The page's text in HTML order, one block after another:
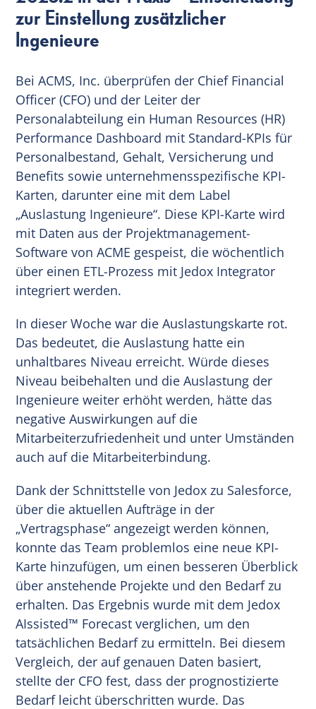
zur Einstellung zusätzlicher
Ingenieure
Bei ACMS, Inc. überprüfen der Chief Financial
Officer (CFO) und der Leiter der
Personalabteilung ein Human Resources (HR)
Performance Dashboard mit Standard-KPIs für
Personalbestand, Gehalt, Versicherung und
Benefits sowie unternehmensspezifische KPI-
Karten, darunter eine mit dem Label
„Auslastung Ingenieure“. Diese KPI-Karte wird
mit Daten aus der Projektmanagement-
Software von ACME gespeist, die wöchentlich
über einen ETL-Prozess mit Jedox Integrator
integriert werden.
In dieser Woche war die Auslastungskarte rot.
Das bedeutet, die Auslastung hatte ein
unhaltbares Niveau erreicht. Würde dieses
Niveau beibehalten und die Auslastung der
Ingenieure weiter erhöht werden, hätte das
negative Auswirkungen auf die
Mitarbeiterzufriedenheit und unter Umständen
auch auf die Mitarbeiterbindung.
Dank der Schnittstelle von Jedox zu Salesforce,
über die aktuellen Aufträge in der
„Vertragsphase“ angezeigt werden können,
konnte das Team problemlos eine neue KPI-
Karte hinzufügen, um einen besseren Überblick
über anstehende Projekte und den Bedarf zu
erhalten. Das Ergebnis wurde mit dem Jedox
AIssisted™ Forecast verglichen, um den
tatsächlichen Bedarf zu ermitteln. Bei diesem
Vergleich, der auf genauen Daten basiert,
stellte der CFO fest, dass der prognostizierte
Bedarf leicht überschritten wurde. Das